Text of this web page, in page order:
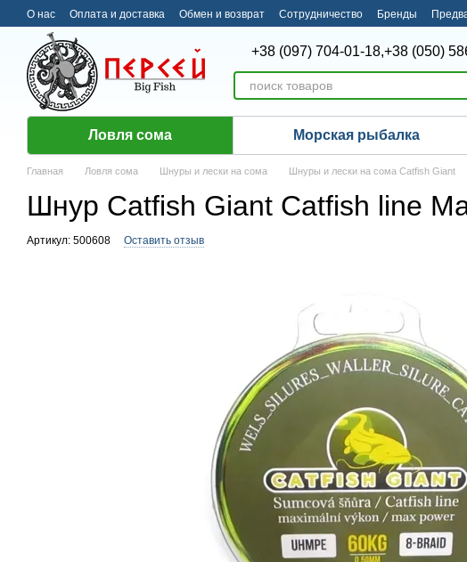
Перейти к основному контенту
О нас Оплата и доставка Обмен и возврат Сотрудничество Бренды
+38 (097) 704-01-18,+38 (050)
Ловля сома Морская рыбалка
Главная Ловля сома Шнуры и лески на сома Шнуры и лески на сома Catfish Giant
Шнур Catfish Giant Catfish line
Артикул: 500608 Оставить отзыв